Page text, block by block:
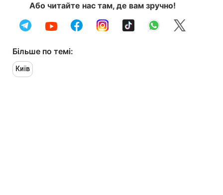
Або читайте нас там, де вам зручно!
Більше по темі:
Київ